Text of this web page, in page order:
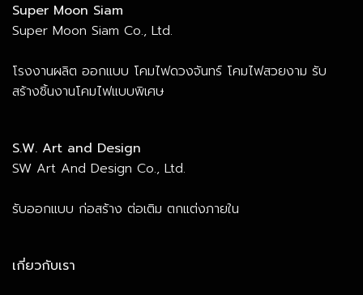
Super Moon Siam
Super Moon Siam Co., Ltd.
โรงงานผลิต ออกแบบ โคมไฟดวงจันทร์ โคมไฟสวยงาม รับ
สร้างชิ้นงานโคมไฟแบบพิเศษ
S.W. Art and Design
SW Art And Design Co., Ltd.
รับออกแบบ ก่อสร้าง ต่อเติม ตกแต่งภายใน
เกี่ยวกับเรา